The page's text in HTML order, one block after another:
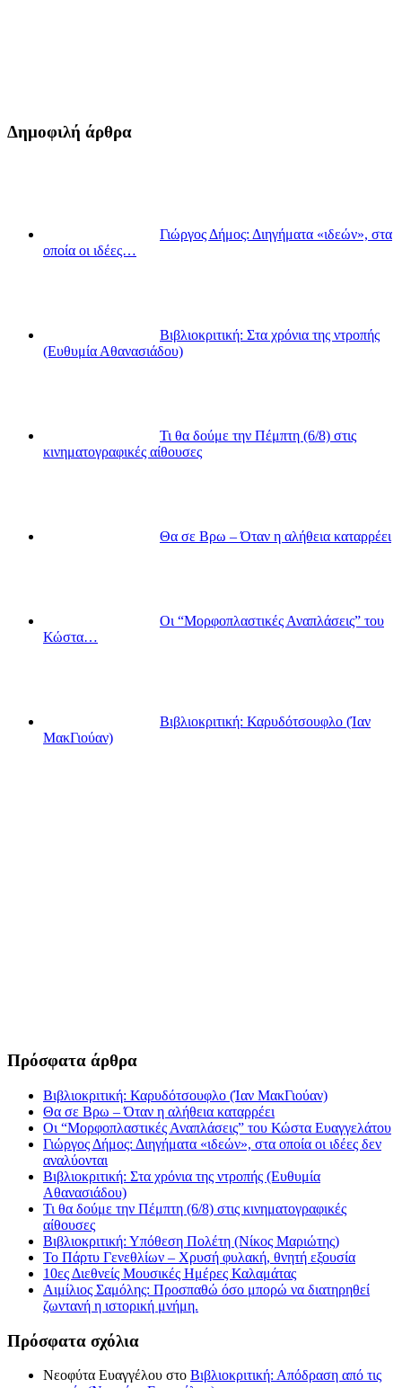
Δημοφιλή άρθρα
Γιώργος Δήμος: Διηγήματα «ιδεών», στα
οποία οι ιδέες…
Βιβλιοκριτική: Στα χρόνια της ντροπής
(Ευθυμία Αθανασιάδου)
Τι θα δούμε την Πέμπτη (6/8) στις
κινηματογραφικές αίθουσες
Θα σε Βρω – Όταν η αλήθεια καταρρέει
Οι “Μορφοπλαστικές Αναπλάσεις” του
Κώστα…
Βιβλιοκριτική: Καρυδότσουφλο (Ίαν
ΜακΓιούαν)
Πρόσφατα άρθρα
Βιβλιοκριτική: Καρυδότσουφλο (Ίαν ΜακΓιούαν)
Θα σε Βρω – Όταν η αλήθεια καταρρέει
Οι “Μορφοπλαστικές Αναπλάσεις” του Κώστα Ευαγγελάτου
Γιώργος Δήμος: Διηγήματα «ιδεών», στα οποία οι ιδέες δεν
αναλύονται
Βιβλιοκριτική: Στα χρόνια της ντροπής (Ευθυμία
Αθανασιάδου)
Τι θα δούμε την Πέμπτη (6/8) στις κινηματογραφικές
αίθουσες
Βιβλιοκριτική: Υπόθεση Πολέτη (Νίκος Μαριώτης)
Το Πάρτυ Γενεθλίων – Χρυσή φυλακή, θνητή εξουσία
10ες Διεθνείς Μουσικές Ημέρες Καλαμάτας
Αιμίλιος Σαμόλης: Προσπαθώ όσο μπορώ να διατηρηθεί
ζωντανή η ιστορική μνήμη.
Πρόσφατα σχόλια
Νεοφύτα Ευαγγέλου στο Βιβλιοκριτική: Απόδραση από τις